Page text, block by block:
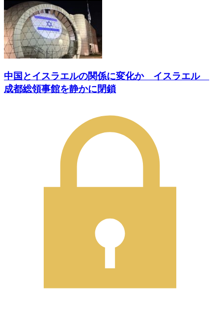
中国とイスラエルの関係に変化か イスラエル
成都総領事館を静かに閉鎖